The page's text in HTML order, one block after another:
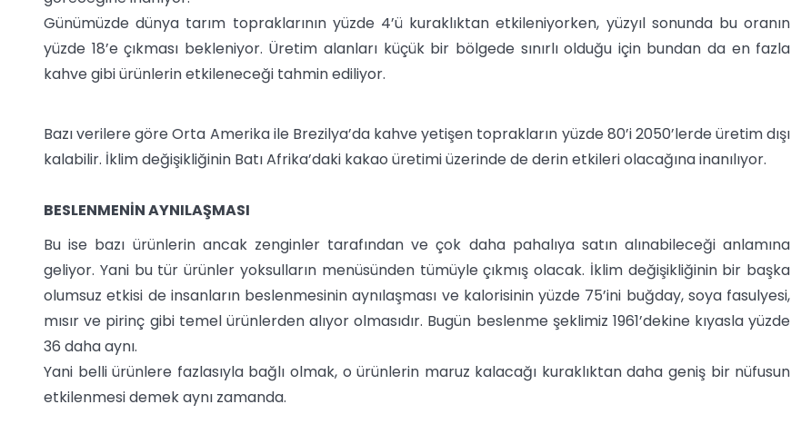
Günümüzde dünya tarım topraklarının yüzde 4’ü kuraklıktan etkileniyorken, yüzyıl sonunda bu oranın
yüzde 18’e çıkması bekleniyor. Üretim alanları küçük bir bölgede sınırlı olduğu için bundan da en fazla
kahve gibi ürünlerin etkileneceği tahmin ediliyor.
Bazı verilere göre Orta Amerika ile Brezilya’da kahve yetişen toprakların yüzde 80’i 2050’lerde üretim dışı
kalabilir. İklim değişikliğinin Batı Afrika’daki kakao üretimi üzerinde de derin etkileri olacağına inanılıyor.
BESLENMENİN AYNILAŞMASI
Bu ise bazı ürünlerin ancak zenginler tarafından ve çok daha pahalıya satın alınabileceği anlamına
geliyor. Yani bu tür ürünler yoksulların menüsünden tümüyle çıkmış olacak. İklim değişikliğinin bir başka
olumsuz etkisi de insanların beslenmesinin aynılaşması ve kalorisinin yüzde 75’ini buğday, soya fasulyesi,
mısır ve pirinç gibi temel ürünlerden alıyor olmasıdır. Bugün beslenme şeklimiz 1961’dekine kıyasla yüzde
36 daha aynı.
Yani belli ürünlere fazlasıyla bağlı olmak, o ürünlerin maruz kalacağı kuraklıktan daha geniş bir nüfusun
etkilenmesi demek aynı zamanda.